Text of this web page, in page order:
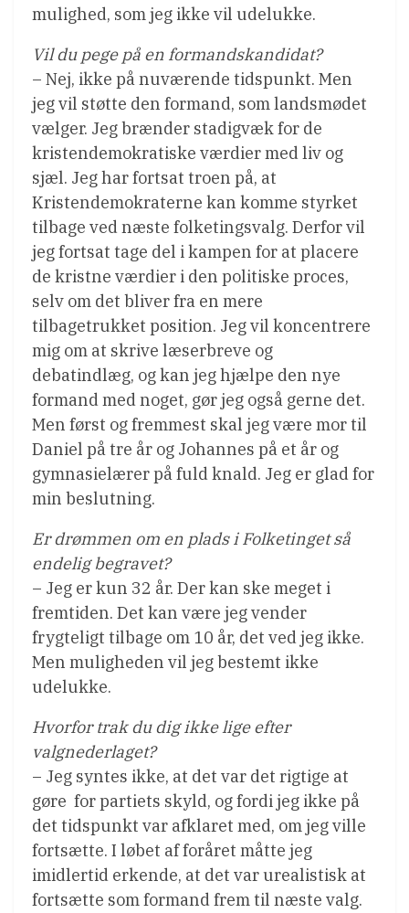
mulighed, som jeg ikke vil udelukke.
Vil du pege på en formandskandidat?
– Nej, ikke på nuværende tidspunkt. Men
jeg vil støtte den formand, som landsmødet
vælger. Jeg brænder stadigvæk for de
kristendemokratiske værdier med liv og
sjæl. Jeg har fortsat troen på, at
Kristendemokraterne kan komme styrket
tilbage ved næste folketingsvalg. Derfor vil
jeg fortsat tage del i kampen for at placere
de kristne værdier i den politiske proces,
selv om det bliver fra en mere
tilbagetrukket position. Jeg vil koncentrere
mig om at skrive læserbreve og
debatindlæg, og kan jeg hjælpe den nye
formand med noget, gør jeg også gerne det.
Men først og fremmest skal jeg være mor til
Daniel på tre år og Johannes på et år og
gymnasielærer på fuld knald. Jeg er glad for
min beslutning.
Er drømmen om en plads i Folketinget så
endelig begravet?
– Jeg er kun 32 år. Der kan ske meget i
fremtiden. Det kan være jeg vender
frygteligt tilbage om 10 år, det ved jeg ikke.
Men muligheden vil jeg bestemt ikke
udelukke.
Hvorfor trak du dig ikke lige efter
valgnederlaget?
– Jeg syntes ikke, at det var det rigtige at
gøre  for partiets skyld, og fordi jeg ikke på
det tidspunkt var afklaret med, om jeg ville
fortsætte. I løbet af foråret måtte jeg
imidlertid erkende, at det var urealistisk at
fortsætte som formand frem til næste valg.